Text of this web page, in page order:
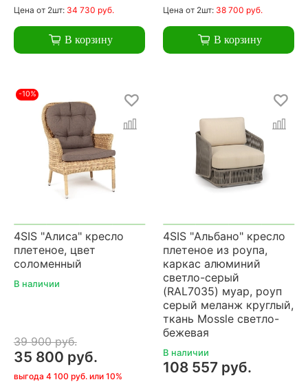
Цена от 2шт: 34 730 руб.
В корзину
Цена от 2шт: 38 700 руб.
В корзину
-10%
4SIS "Алиса" кресло
плетеное, цвет
соломенный
В наличии
39 900 руб.
35 800 руб.
выгода 4 100 руб. или 10%
4SIS "Альбано" кресло
плетеное из роупа,
каркас алюминий
светло-серый
(RAL7035) муар, роуп
серый меланж круглый,
ткань Mossle светло-
бежевая
В наличии
108 557 руб.